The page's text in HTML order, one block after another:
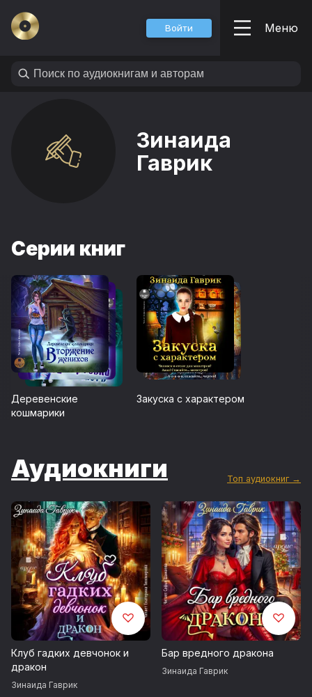
Войти Меню
Зинаида
Гаврик
Серии книг
Деревенские
кошмарики
Закуска с характером
Аудиокниги Топ аудиокниг →
Клуб гадких девчонок и
дракон
Зинаида Гаврик
Бар вредного дракона
Зинаида Гаврик